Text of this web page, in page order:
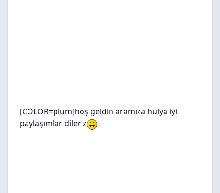
[COLOR=plum]hoş geldin aramıza hülya iyi
paylaşımlar dileriz